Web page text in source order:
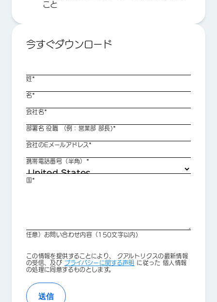
こと
今すぐダウンロード
姓*
名*
会社名*
部署名 役職 （例：営業部 部長)*
会社のEメールアドレス*
携帯電話番号（半角）*
国*
任意）お問い合わせ内容（150文字以内)
Privacy
Optin
この情報を提供することにより、 クアルトリクスの最新情報
の受信、及び プライバシーに関する声明 に従った 個人情報
の処理に同意するものとします。
送信